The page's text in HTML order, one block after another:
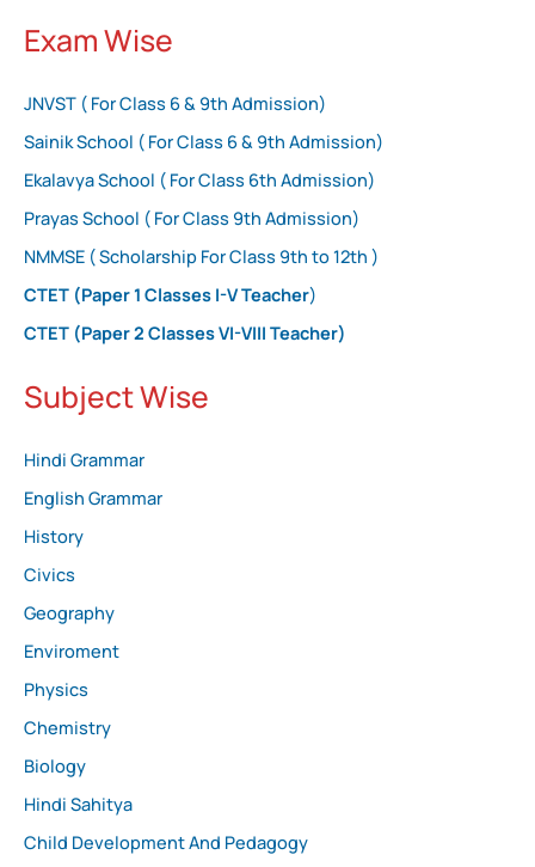
Exam Wise
JNVST ( For Class 6 & 9th Admission)
Sainik School ( For Class 6 & 9th Admission)
Ekalavya School ( For Class 6th Admission)
Prayas School ( For Class 9th Admission)
NMMSE ( Scholarship For Class 9th to 12th )
CTET (Paper 1 Classes I-V Teacher)
CTET (Paper 2 Classes VI-VIII Teacher)
Subject Wise
Hindi Grammar
English Grammar
History
Civics
Geography
Enviroment
Physics
Chemistry
Biology
Hindi Sahitya
Child Development And Pedagogy